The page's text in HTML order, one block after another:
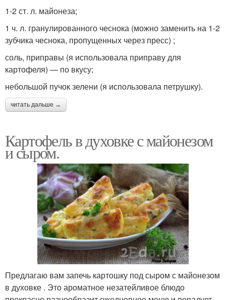
1-2 ст. л. майонеза;
1 ч. л. гранулированного чеснока (можно заменить на 1-2
зубчика чеснока, пропущенных через пресс) ;
соль, приправы (я использовала приправу для
картофеля) — по вкусу;
небольшой пучок зелени (я использовала петрушку).
читать дальше →
Картофель в духовке с майонезом
и сыром.
Предлагаю вам запечь картошку под сыром с майонезом
в духовке . Это ароматное незатейливое блюдо